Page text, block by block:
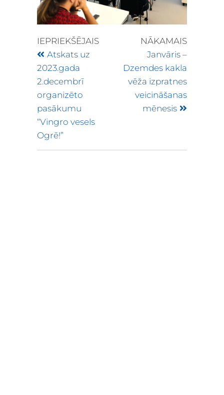
IEPRIEKŠĒJAIS
Atskats uz
2023.gada
2.decembrī
organizēto
pasākumu
“Vingro vesels
Ogrē!”
NĀKAMAIS
Janvāris –
Dzemdes kakla
vēža izpratnes
veicināšanas
mēnesis